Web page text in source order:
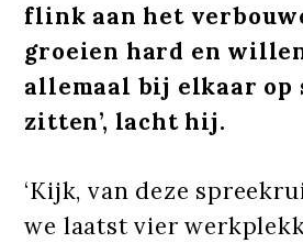
flink aan het
groeien hard en
allemaal bij elkaar op
zitten’, lacht hij.
‘Kijk, van deze
we laatst vier